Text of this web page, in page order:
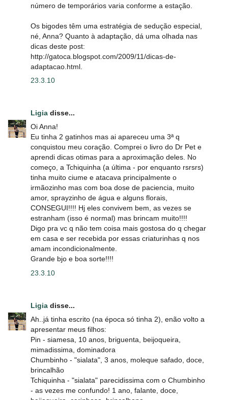
número de temporários varia conforme a estação.
Os bigodes têm uma estratégia de sedução especial,
né, Anna? Quanto à adaptação, dá uma olhada nas
dicas deste post:
http://gatoca.blogspot.com/2009/11/dicas-de-
adaptacao.html.
23.3.10
Ligia disse...
Oi Anna!
Eu tinha 2 gatinhos mas ai apareceu uma 3ª q
conquistou meu coração. Comprei o livro do Dr Pet e
aprendi dicas otimas para a aproximação deles. No
começo, a Tchiquinha (a última - por enquanto rsrsrs)
tinha muito ciume e atacava principalmente o
irmãozinho mas com boa dose de paciencia, muito
amor, sprayzinho de água e alguns florais,
CONSEGUI!!!! Hj eles convivem bem, as vezes se
estranham (isso é normal) mas brincam muito!!!!
Digo pra vc q não tem coisa mais gostosa do q chegar
em casa e ser recebida por essas criaturinhas q nos
amam incondicionalmente.
Grande bjo e boa sorte!!!!
23.3.10
Ligia disse...
Ah..já tinha escrito (na época só tinha 2), enão volto a
apresentar meus filhos:
Pin - siamesa, 10 anos, briguenta, beijoqueira,
mimadissima, dominadora
Chumbinho - "sialata", 3 anos, moleque safado, doce,
brincalhão
Tchiquinha - "sialata" parecidissima com o Chumbinho
- as vezes me confundo! 1 ano, falante, doce,